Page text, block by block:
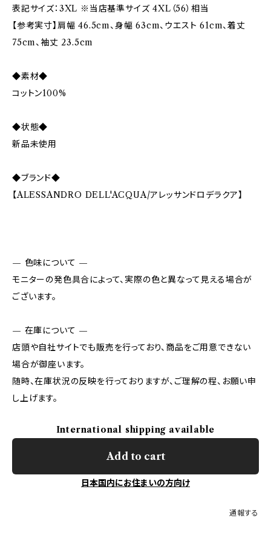
表記サイズ：3XL ※当店基準サイズ 4XL（56）相当
【参考実寸】肩幅 46.5cm、身幅 63cm、ウエスト 61cm、着丈
75cm、袖丈 23.5cm
◆素材◆
コットン100%
◆状態◆
新品未使用
◆ブランド◆
【ALESSANDRO DELL'ACQUA/アレッサンドロデラクア】
— 色味について —
モニターの発色具合によって、実際の色と異なって見える場合が
ございます。
— 在庫について —
店頭や自社サイトでも販売を行っており、商品をご用意できない
場合が御座います。
随時、在庫状況の反映を行っておりますが、ご理解の程、お願い申
し上げます。
International shipping available
Add to cart
日本国内にお住まいの方向け
通報する